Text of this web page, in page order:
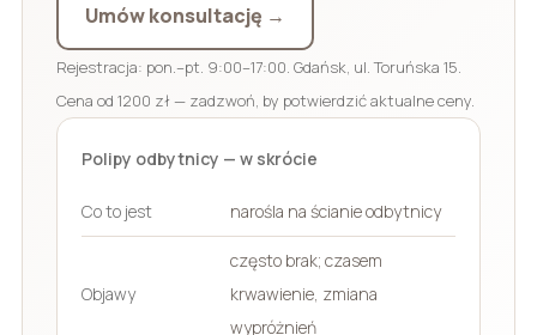
Umów konsultację →
Rejestracja: pon.–pt. 9:00–17:00. Gdańsk, ul. Toruńska 15.
Cena od 1200 zł — zadzwoń, by potwierdzić aktualne ceny.
Polipy odbytnicy — w skrócie
Co to jest narośla na ścianie odbytnicy
Objawy
często brak; czasem
krwawienie, zmiana
wypróżnień